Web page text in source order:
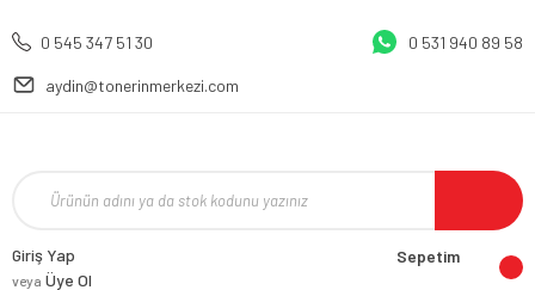
0 545 347 51 30 0 531 940 89 58
aydin@tonerinmerkezi.com
Giriş Yap
veya Üye Ol
Sepetim